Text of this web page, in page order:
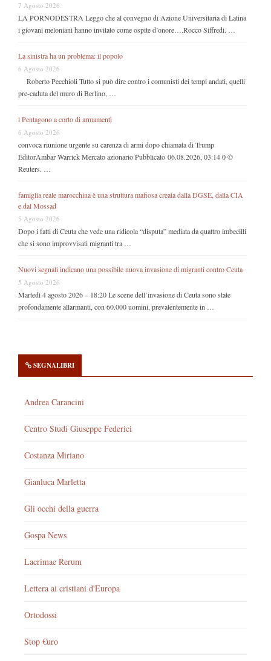
7 Agosto 2026
LA PORNODESTRA Leggo che al convegno di Azione Universitaria di Latina
i giovani meloniani hanno invitato come ospite d’onore….Rocco Siffredi. …
La sinistra ha un problema: il popolo
6 Agosto 2026
Roberto Pecchioli Tutto si può dire contro i comunisti dei tempi andati, quelli
pre-caduta del muro di Berlino, …
l Pentagono a corto di armamenti
6 Agosto 2026
convoca riunione urgente su carenza di armi dopo chiamata di Trump
EditorAmbar Warrick Mercato azionario Pubblicato 06.08.2026, 03:14 0 ©
Reuters. …
famiglia reale marocchina è una struttura mafiosa creata dalla DGSE, dalla CIA
e dal Mossad
5 Agosto 2026
Dopo i fatti di Ceuta che vede una ridicola “disputa” mediata da quattro imbecilli
che si sono improvvisati migranti tra …
Nuovi segnali indicano una possibile nuova invasione di migranti contro Ceuta
5 Agosto 2026
Martedì 4 agosto 2026 – 18:20 Le scene dell’invasione di Ceuta sono state
profondamente allarmanti, con 60.000 uomini, prevalentemente in …
SEGNALIBRI
Andrea Carancini
Centro Studi Giuseppe Federici
Costanza Miriano
Gianluca Marletta
Gli occhi della guerra
Gospa News
Lacrimae Rerum
Lettera ai cristiani d'Europa
Ortodossi
Stop €uro